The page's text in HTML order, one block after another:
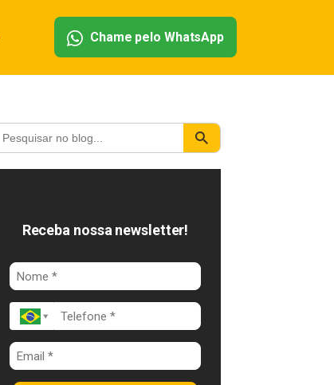
Chame pelo WhatsApp
Receba nossa newsletter!